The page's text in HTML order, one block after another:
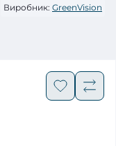
Виробник: GreenVision